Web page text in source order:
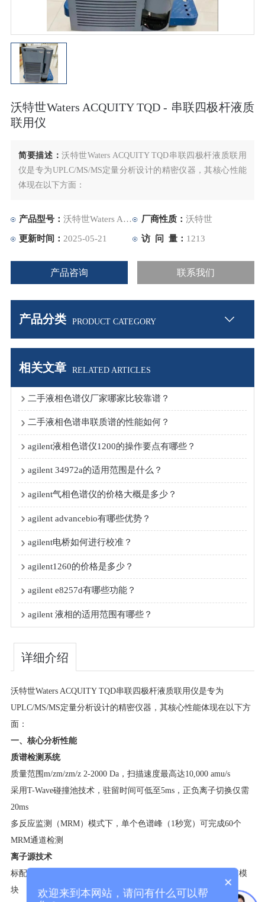
沃特世Waters ACQUITY TQD - 串联四极杆液质
联用仪
简要描述：沃特世Waters ACQUITY TQD串联四极杆液质联用
仪是专为UPLC/MS/MS定量分析设计的精密仪器，其核心性能
体现在以下方面：
产品型号：沃特世Waters ACQUITY TQD 厂商性质： 沃特世
更新时间：2025-05-21 访 问 量： 1213
产品咨询 联系我们
产品分类 PRODUCT CATEGORY
相关文章 RELATED ARTICLES
二手液相色谱仪厂家哪家比较靠谱？
二手液相色谱串联质谱的性能如何？
agilent液相色谱仪1200的操作要点有哪些？
agilent 34972a的适用范围是什么？
agilent气相色谱仪的价格大概是多少？
agilent advancebio有哪些优势？
agilent电桥如何进行校准？
agilent1260的价格是多少？
agilent e8257d有哪些功能？
agilent 液相的适用范围有哪些？
详细介绍
沃特世Waters ACQUITY TQD串联四极杆液质联用仪是专为
UPLC/MS/MS定量分析设计的精密仪器，其核心性能体现在以下方
面：
一、核心分析性能
质谱检测系统
质量范围m/zm/zm/z2-2000 Da，扫描速度最高达10,000 amu/s
采用T-Wave碰撞池技术，驻留时间可低至5ms，正负离子切换仅需
20ms
多反应监测（MRM）模式下，单个色谱峰（1秒宽）可完成60个
MRM通道检测
离子源技术
标配ZSpray™双正交离子源（ESI/ESCi®），可选配APCI/APPI模
块
×
欢迎来到本网站，请问有什么可以帮